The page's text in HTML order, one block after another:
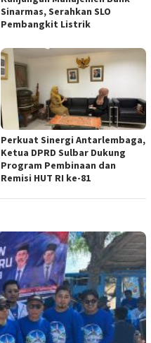
Sinarmas, Serahkan SLO
Pembangkit Listrik
Perkuat Sinergi Antarlembaga,
Ketua DPRD Sulbar Dukung
Program Pembinaan dan
Remisi HUT RI ke-81